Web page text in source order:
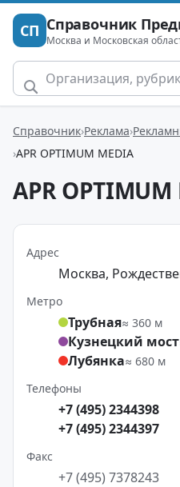
СП Справочник
Москва и Московская
Справочник Реклама
APR OPTIMUM MEDIA
APR OPTIMUM
Адрес
Москва,
Метро
Трубная≈ 360 м
Кузнецкий мост
Лубянка≈ 680 м
Телефоны
+7 (495) 2344398
+7 (495) 2344397
Факс
+7 (495) 7378243